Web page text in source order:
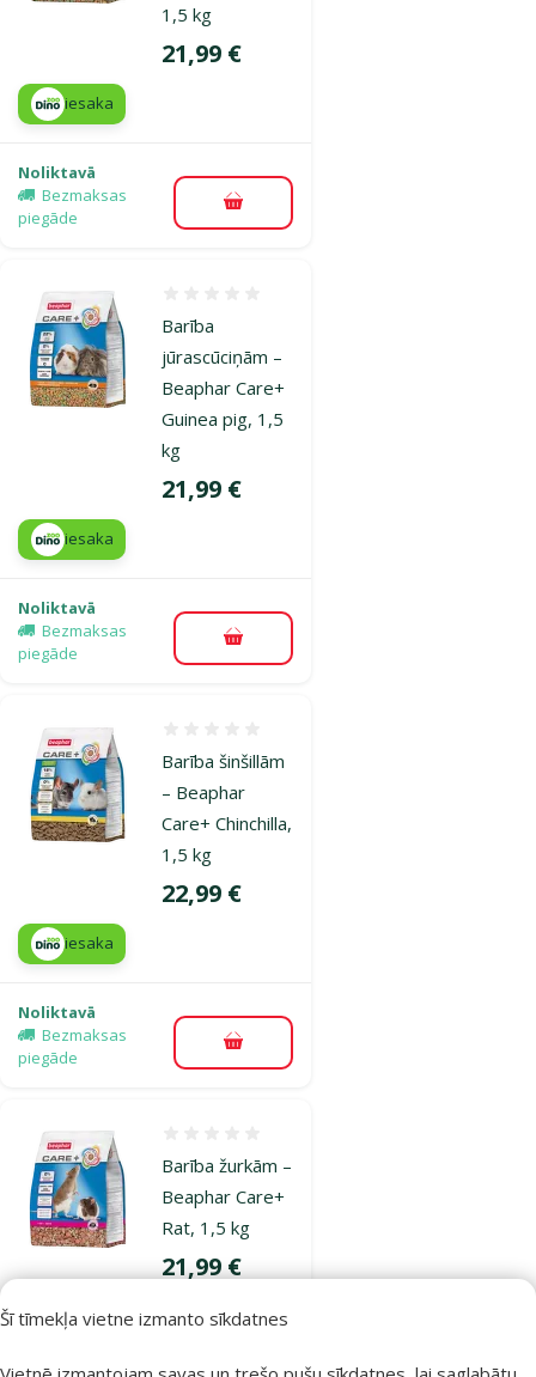
Šī tīmekļa vietne izmanto sīkdatnes
1,5 kg
Cena
21,99 €
iesaka
Noliktavā
Bezmaksas
piegāde
Pievienot grozam
Bar­ība
jūrascūciņām –
Beaphar Care+
Guinea pig, 1,5
kg
Cena
21,99 €
iesaka
Noliktavā
Bezmaksas
piegāde
Pievienot grozam
Barība šinšillām
– Beaphar
Care+ Chinchilla,
1,5 kg
Cena
22,99 €
iesaka
Noliktavā
Bezmaksas
piegāde
Pievienot grozam
Barība žurkām –
Beaphar Care+
Rat, 1,5 kg
Cena
21,99 €
iesaka